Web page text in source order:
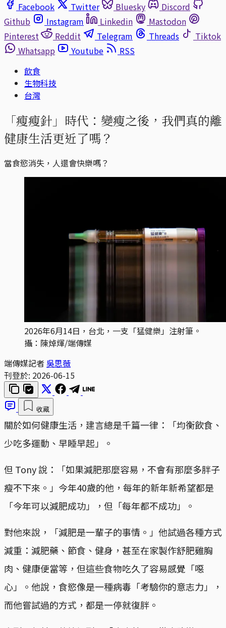
Facebook
Twitter Bluesky
Discord
Github
Instagram Linkedin
Mastodon
Pinterest
Reddit Telegram Threads
Tiktok
Whatsapp
Youtube
RSS
飲食
生物科技
台灣
「瘦瘦針」時代：變瘦之後，我們真的離
健康生活更近了嗎？
當食慾消失，人還會快樂嗎？
2026年6月14日，台北，一支「猛健樂」注射筆。
攝：陳焯煇/端傳媒
端傳媒記者 吳思薇
刊登於: 2026-06-15
收藏
關於如何健康生活，建言總是千篇一律：「均衡飲食、
少吃多運動、早睡早起」。
但 Tony 說：「如果減肥那麼容易，不會有那麼多胖子
瘦不下來。」今年40歲的他，每年的新年新希望都是
「今年可以減肥成功」，但「每年都不成功」。
對他來說，「減肥是一輩子的事情。」他試過各種方式
減重：減肥藥、節食、健身，甚至在家製作舒肥雞胸
肉、健康便當等，但這些食物吃久了容易感覺「噁
心」。他說，食慾像是一種病毒「考驗你的意志力」，
而他嘗試過的方式，都是一停就復胖。